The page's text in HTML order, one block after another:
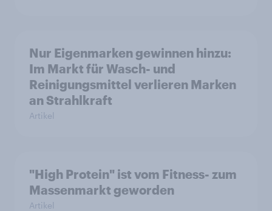
Nur Eigenmarken gewinnen hinzu:
Im Markt für Wasch- und
Reinigungsmittel verlieren Marken
an Strahlkraft
Artikel
"High Protein" ist vom Fitness- zum
Massenmarkt geworden
Artikel